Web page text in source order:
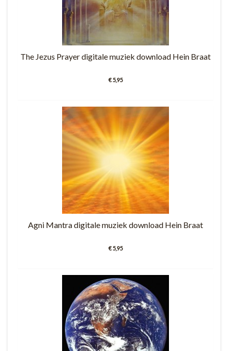
The Jezus Prayer digitale muziek download Hein Braat
€ 5,95
Agni Mantra digitale muziek download Hein Braat
€ 5,95